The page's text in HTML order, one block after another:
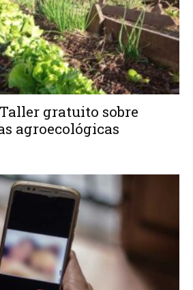
gratuito sobre
agroecológicas